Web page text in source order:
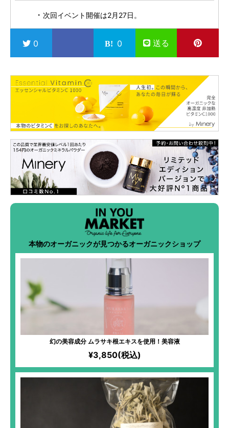
次回イベント開催は2月27日。
0 0 送る
本物のオーガニックが見つかるオーガニックショップ
幻の美容成分 ムラサキ根エキスを使用！美容液
¥3,850(税込)